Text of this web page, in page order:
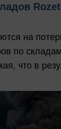
на
по
что в